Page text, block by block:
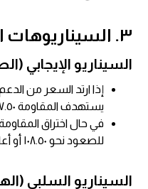
٣. السيناريوهات المتوقعة:
السيناريو الإيجابي
يستهدف المقاومة ١٠٧.٥٠.
في حال اختراق
للصعود نحو ١٠٨.٥٠ أو أعلى.
السيناريو السلبي